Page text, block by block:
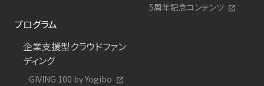
5周年記念コンテンツ
プログラム
企業支援型クラウドファン
ディング
GIVING 100 by Yogibo